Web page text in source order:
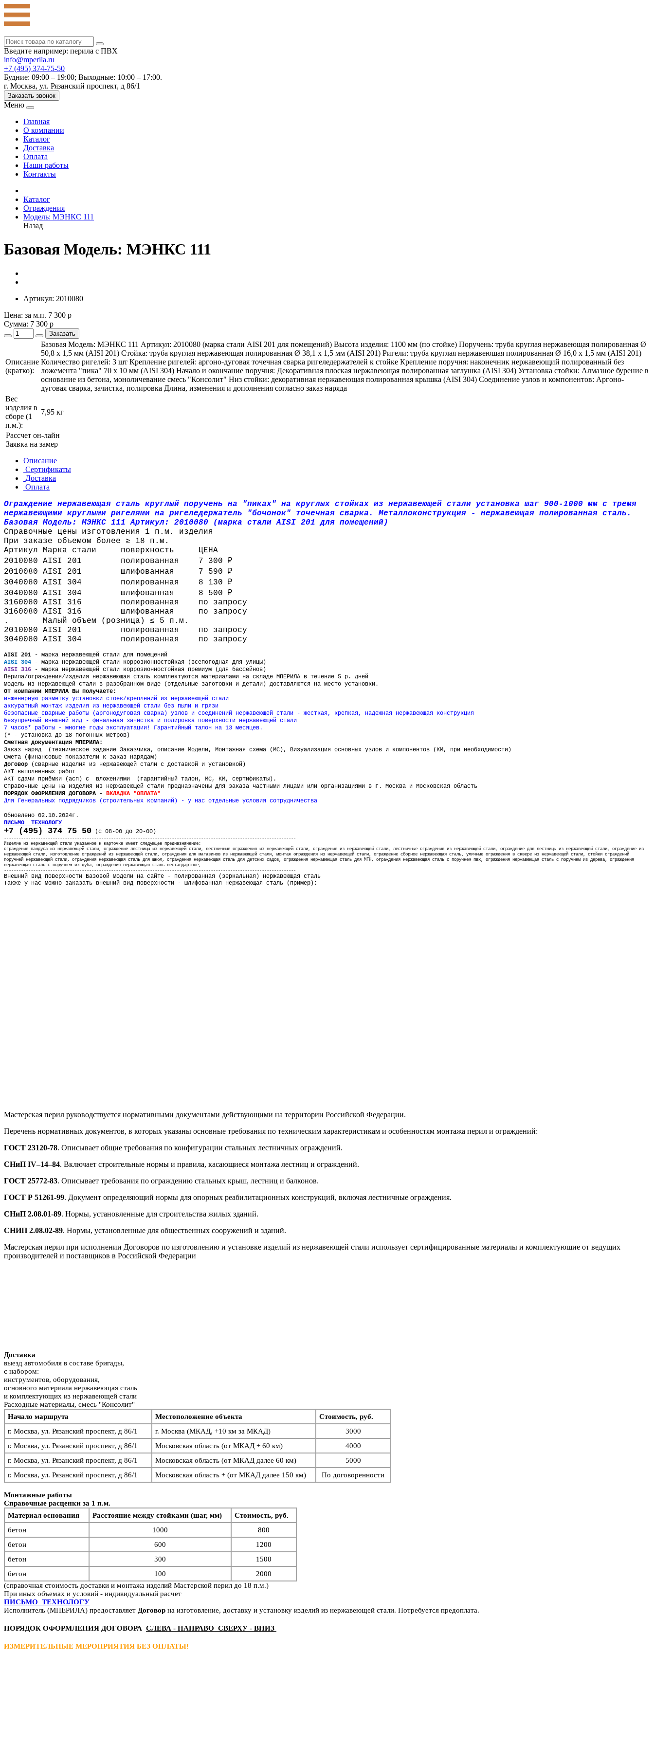
Введите например: перила с ПВХ
info@mperila.ru
+7 (495) 374-75-50
Будние: 09:00 – 19:00; Выходные: 10:00 – 17:00.
г. Москва, ул. Рязанский проспект, д 86/1
Заказать звонок
Меню
Главная
О компании
Каталог
Доставка
Оплата
Наши работы
Контакты
Каталог
Ограждения
Модель: МЭНКС 111
Назад
Базовая Модель: МЭНКС 111
Артикул: 2010080
Цена: за м.п. 7 300 р
Сумма: 7 300 р
Заказать
Описание
(кратко):
Базовая Модель: МЭНКС 111 Артикул: 2010080 (марка стали AISI 201 для помещений) Высота изделия: 1100 мм (по стойке) Поручень: труба круглая нержавеющая полированная Ø
50,8 х 1,5 мм (AISI 201) Стойка: труба круглая нержавеющая полированная Ø 38,1 х 1,5 мм (AISI 201) Ригели: труба круглая нержавеющая полированная Ø 16,0 х 1,5 мм (AISI 201)
Количество ригелей: 3 шт Крепление ригелей: аргоно-дуговая точечная сварка ригеледержателей к стойке Крепление поручня: наконечник нержавеющий полированный без
ложемента "пика" 70 х 10 мм (AISI 304) Начало и окончание поручня: Декоративная плоская нержавеющая полированная заглушка (AISI 304) Установка стойки: Алмазное бурение в
основание из бетона, моноличевание смесь "Консолит" Низ стойки: декоративная нержавеющая полированная крышка (AISI 304) Соединение узлов и компонентов: Аргоно-
дуговая сварка, зачистка, полировка Длина, изменения и дополнения согласно заказ наряда
Вес
изделия в
сборе (1
п.м.):
7,95 кг
Рассчет он-лайн
Заявка на замер
Описание
Сертификаты
Доставка
Оплата
Ограждение нержавеющая сталь круглый поручень на "пиках" на круглых стойках из нержавеющей стали установка шаг 900-1000 мм с тремя
нержавеющими круглыми ригелями на ригеледержатель "бочонок" точечная сварка. Металлоконструкция - нержавеющая полированная сталь.
Базовая Модель: МЭНКС 111 Артикул: 2010080 (марка стали AISI 201 для помещений)
Справочные цены изготовления 1 п.м. изделия
При заказе объемом более ≥ 18 п.м.
Артикул
Марка стали поверхность
ЦЕНА
2010080
AISI 201 полированная
7 300 ₽
2010080
AISI 201 шлифованная
7 590 ₽
3040080
AISI 304 полированная
8 130 ₽
3040080
AISI 304 шлифованная
8 500 ₽
3160080
AISI 316 полированная
по запросу
3160080
AISI 316 шлифованная
по запросу
.
Малый объем (розница) ≤ 5 п.м.
2010080
AISI 201 полированная
по запросу
3040080
AISI 304 полированная по запросу
AISI 201 - марка нержавеющей стали для помещений
AISI 304 - марка нержавеющей стали коррозионностойкая (всепогодная для улицы)
AISI 316 - марка нержавеющей стали коррозионностойкая премиум (для бассейнов)
Перила/ограждения/изделия нержавеющая сталь комплектуются материалами на складе МПЕРИЛА в течение 5 р. дней
модель из нержавеющей стали в разобранном виде (отдельные заготовки и детали) доставляются на место установки.
От компании МПЕРИЛА Вы получаете:
инженерную разметку установки стоек/креплений из нержавеющей стали
аккуратный монтаж изделия из нержавеющей стали без пыли и грязи
безопасные сварные работы (аргонодуговая сварка) узлов и соединений нержавеющей стали - жесткая, крепкая, надежная нержавеющая конструкция
безупречный внешний вид - финальная зачистка и полировка поверхности нержавеющей стали
7 часов* работы - многие годы эксплуатации! Гарантийный талон на 13 месяцев.
(* - установка до 18 погонных метров)
Сметная документация МПЕРИЛА:
Заказ наряд (техническое задание Заказчика, описание Модели, Монтажная схема (МС), Визуализация основных узлов и компонентов (КМ, при необходимости)
Смета (финансовые показатели к заказ нарядам)
Договор
(сварные изделия из нержавеющей стали с доставкой и установкой)
АКТ выполненных работ
АКТ сдачи приёмки (асп) с вложениями (гарантийный талон, МС, КМ, сертификаты).
Справочные цены на изделия из нержавеющей стали предназначены для заказа частными лицами или организациями в г. Москва и Московская область
ПОРЯДОК ОФОРМЛЕНИЯ ДОГОВОРА - ВКЛАДКА "ОПЛАТА"
Для Генеральных подрядчиков (строительных компаний) - у нас отдельные условия сотрудничества
---------------------------------------------------------------------------------------------
Обновлено 02.10.2024г.
ПИСЬМО ТЕХНОЛОГУ
+7 (495) 374 75 50 (с 08-00 до 20-00)
------------------------------------------------------------------------------------------------------------------------
Изделие из нержавеющей стали указанное к карточке имеет следующее предназначение:
ограждение пандуса из нержавеющей стали, ограждение лестницы из нержавеющей стали, лестничные ограждения из нержавеющей стали, ограждение из нержавеющей стали, лестничные ограждения из нержавеющей стали, ограждение для лестницы из нержавеющей стали, ограждение из
нержавеющей стали, изготовление ограждений из нержавеющей стали, ограждения для магазинов из нержавеющей стали, монтаж ограждения из нержавеющей стали, ограждение сборное нержавеющая сталь, уличные ограждения в сквере из нержавеющей стали, стойки ограждений
поручней нержавеющей стали, ограждения нержавеющая сталь для школ, ограждения нержавеющая сталь для детских садов, ограждения нержавеющая сталь для МГН, ограждения нержавеющая сталь с поручнем пвх, ограждения нержавеющая сталь с поручнем из дерева, ограждения
нержавеющая сталь с поручнем из дуба, ограждения нержавеющая сталь нестандартное,
------------------------------------------------------------------------------------------------------------------------
Внешний вид поверхности Базовой модели на сайте - полированная (зеркальная) нержавеющая сталь
Также у нас можно заказать внешний вид поверхности - шлифованная нержавеющая сталь (пример):
Мастерская перил руководствуется нормативными документами действующими на территории Российской Федерации.
Перечень нормативных документов, в которых указаны основные требования по техническим характеристикам и особенностям монтажа перил и ограждений:
ГОСТ 23120-78. Описывает общие требования по конфигурации стальных лестничных ограждений.
СНиП IV–14–84. Включает строительные нормы и правила, касающиеся монтажа лестниц и ограждений.
ГОСТ 25772-83. Описывает требования по ограждению стальных крыш, лестниц и балконов.
ГОСТ Р 51261-99. Документ определяющий нормы для опорных реабилитационных конструкций, включая лестничные ограждения.
СНиП 2.08.01-89. Нормы, установленные для строительства жилых зданий.
СНИП 2.08.02-89. Нормы, установленные для общественных сооружений и зданий.
Мастерская перил при исполнении Договоров по изготовлению и установке изделий из нержавеющей стали использует сертифицированные материалы и комплектующие от ведущих
производителей и поставщиков в Российской Федерации
Доставка
выезд автомобиля в составе бригады,
с набором:
инструментов, оборудования,
основного материала нержавеющая сталь
и комплектующих из нержавеющей стали
Расходные материалы, смесь "Консолит"
Начало маршрута
Местоположение объекта
Стоимость, руб.
г. Москва, ул. Рязанский проспект, д 86/1
г. Москва (МКАД, +10 км за МКАД)
3000
г. Москва, ул. Рязанский проспект, д 86/1
Московская область (от МКАД + 60 км)
4000
г. Москва, ул. Рязанский проспект, д 86/1
Московская область (от МКАД далее 60 км) 5000
г. Москва, ул. Рязанский проспект, д 86/1
Московская область + (от МКАД далее 150 км) По договоренности
Монтажные работы
Справочные расценки за 1 п.м.
Материал основания
Расстояние между стойками (шаг, мм)
Стоимость, руб.
бетон
1000
800
бетон
600
1200
бетон
300
1500
бетон
100
2000
(справочная стоимость доставки и монтажа изделий Мастерской перил до 18 п.м.)
При иных объемах и условий - индивидуальный расчет
ПИСЬМО ТЕХНОЛОГУ
Исполнитель (МПЕРИЛА) предоставляет Договор на изготовление, доставку и установку изделий из нержавеющей стали. Потребуется предоплата.
ПОРЯДОК ОФОРМЛЕНИЯ ДОГОВОРА СЛЕВА - НАПРАВО СВЕРХУ - ВНИЗ
ИЗМЕРИТЕЛЬНЫЕ МЕРОПРИЯТИЯ БЕЗ ОПЛАТЫ!